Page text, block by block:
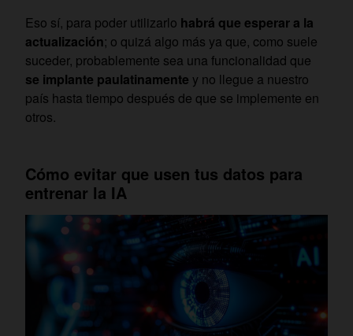
Eso sí, para poder utilizarlo habrá que esperar a la
actualización; o quizá algo más ya que, como suele
suceder, probablemente sea una funcionalidad que
se implante paulatinamente y no llegue a nuestro
país hasta tiempo después de que se implemente en
otros.
Cómo evitar que usen tus datos para
entrenar la IA